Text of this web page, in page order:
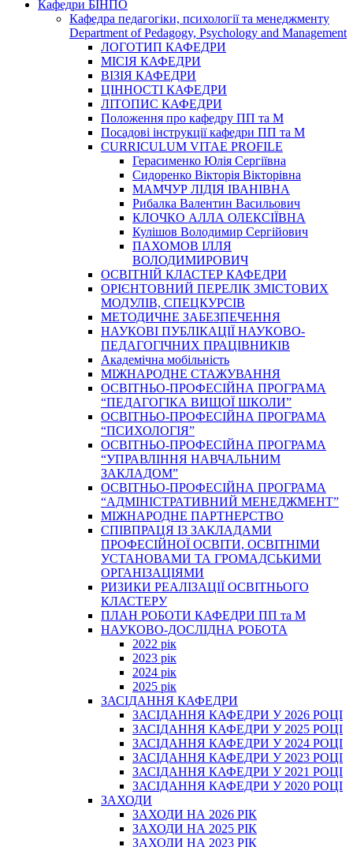
Кафедри БІНПО
Кафедра педагогіки, психології та менеджменту
Department of Pedagogy, Psychology and Management
ЛОГОТИП КАФЕДРИ
МІСІЯ КАФЕДРИ
ВІЗІЯ КАФЕДРИ
ЦІННОСТІ КАФЕДРИ
ЛІТОПИС КАФЕДРИ
Положення про кафедру ПП та М
Посадові інструкції кафедри ПП та М
CURRICULUM VITAE PROFILE
Герасименко Юлія Сергіївна
Сидоренко Вікторія Вікторівна
МАМЧУР ЛІДІЯ ІВАНІВНА
Рибалка Валентин Васильович
КЛОЧКО АЛЛА ОЛЕКСІЇВНА
Кулішов Володимир Сергійович
ПАХОМОВ ІЛЛЯ
ВОЛОДИМИРОВИЧ
ОСВІТНІЙ КЛАСТЕР КАФЕДРИ
ОРІЄНТОВНИЙ ПЕРЕЛІК ЗМІСТОВИХ
МОДУЛІВ, СПЕЦКУРСІВ
МЕТОДИЧНЕ ЗАБЕЗПЕЧЕННЯ
НАУКОВІ ПУБЛІКАЦІЇ НАУКОВО-
ПЕДАГОГІЧНИХ ПРАЦІВНИКІВ
Академічна мобільність
МІЖНАРОДНЕ СТАЖУВАННЯ
ОСВІТНЬО-ПРОФЕСІЙНА ПРОГРАМА
“ПЕДАГОГІКА ВИЩОЇ ШКОЛИ”
ОСВІТНЬО-ПРОФЕСІЙНА ПРОГРАМА
“ПСИХОЛОГІЯ”
ОСВІТНЬО-ПРОФЕСІЙНА ПРОГРАМА
“УПРАВЛІННЯ НАВЧАЛЬНИМ
ЗАКЛАДОМ”
ОСВІТНЬО-ПРОФЕСІЙНА ПРОГРАМА
“АДМІНІСТРАТИВНИЙ МЕНЕДЖМЕНТ”
МІЖНАРОДНЕ ПАРТНЕРСТВО
СПІВПРАЦЯ ІЗ ЗАКЛАДАМИ
ПРОФЕСІЙНОЇ ОСВІТИ, ОСВІТНІМИ
УСТАНОВАМИ ТА ГРОМАДСЬКИМИ
ОРГАНІЗАЦІЯМИ
РИЗИКИ РЕАЛІЗАЦІЇ ОСВІТНЬОГО
КЛАСТЕРУ
ПЛАН РОБОТИ КАФЕДРИ ПП та М
НАУКОВО-ДОСЛІДНА РОБОТА
2022 рік
2023 рік
2024 рік
2025 рік
ЗАСІДАННЯ КАФЕДРИ
ЗАСІДАННЯ КАФЕДРИ У 2026 РОЦІ
ЗАСІДАННЯ КАФЕДРИ У 2025 РОЦІ
ЗАСІДАННЯ КАФЕДРИ У 2024 РОЦІ
ЗАСІДАННЯ КАФЕДРИ У 2023 РОЦІ
ЗАСІДАННЯ КАФЕДРИ У 2021 РОЦІ
ЗАСІДАННЯ КАФЕДРИ У 2020 РОЦІ
ЗАХОДИ
ЗАХОДИ НА 2026 РІК
ЗАХОДИ НА 2025 РІК
ЗАХОДИ НА 2023 РІК